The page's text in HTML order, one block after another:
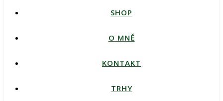
SHOP
O MNĚ
KONTAKT
TRHY